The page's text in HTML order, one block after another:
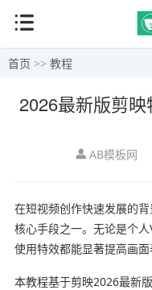
首页 >> 教程
2026最新版剪
AB模板网
在短视频创作快速发展的
核心手段之一。无论是个
使用特效都能显著提高画面
本教程基于剪映2026最新